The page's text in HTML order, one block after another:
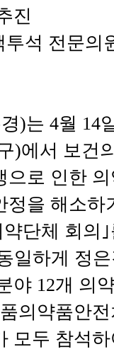
진
석 전문의
)는 4월 14
)에서 보건
으로 인한
정을 해소하
단체 회의
일하게 정
야 12개 의
의약품안
모두 참석